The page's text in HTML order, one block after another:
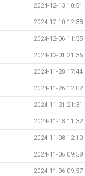
2024-12-13 10:51
2024-12-10 12:38
2024-12-06 11:55
2024-12-01 21:36
2024-11-28 17:44
2024-11-26 12:02
2024-11-21 21:31
2024-11-18 11:32
2024-11-08 12:10
2024-11-06 09:59
2024-11-06 09:57